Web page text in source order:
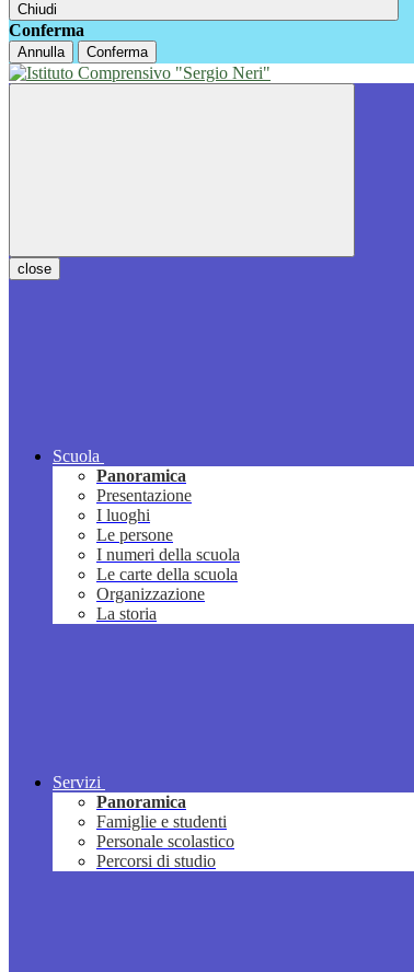
Chiudi
Conferma
Annulla Conferma
close
Scuola
Panoramica
Presentazione
I luoghi
Le persone
I numeri della scuola
Le carte della scuola
Organizzazione
La storia
Servizi
Panoramica
Famiglie e studenti
Personale scolastico
Percorsi di studio